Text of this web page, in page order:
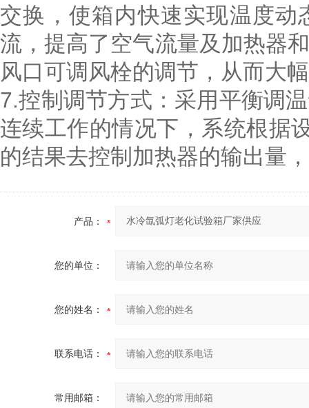
交换，使箱内快速实现温度
流，提高了空气流量及加热器
风口可调风栓的调节，从而大
7.控制调节方式：采用平衡调
连续工作的情况下，系统根据
的结果去控制加热器的输出量
产品：
您的单位：
您的姓名：
联系电话：
常用邮箱：